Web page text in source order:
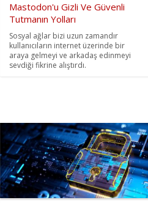
Mastodon'u Gizli Ve Güvenli
Tutmanın Yolları
Sosyal ağlar bizi uzun zamandır
kullanıcıların internet üzerinde bir
araya gelmeyi ve arkadaş edinmeyi
sevdiği fikrine alıştırdı.